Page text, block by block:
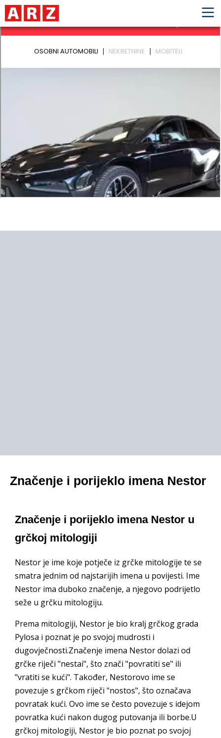
Značenje i porijeklo imena Nestor
Značenje i porijeklo imena Nestor u
grčkoj mitologiji
Nestor je ime koje potječe iz grčke mitologije te se
smatra jednim od najstarijih imena u povijesti. Ime
Nestor ima duboko značenje, a njegovo podrijetlo
seže u grčku mitologiju.
Prema mitologiji, Nestor je bio kralj grčkog grada
Pylosa i poznat je po svojoj mudrosti i
dugovječnosti.Značenje imena Nestor dolazi od
grčke riječi "nestai", što znači "povratiti se" ili
"vratiti se kući". Također, Nestorovo ime se
povezuje s grčkom riječi "nostos", što označava
povratak kući. Ovo ime se često povezuje s idejom
povratka kući nakon dugog putovanja ili borbe.U
grčkoj mitologiji, Nestor je bio poznat po svojoj